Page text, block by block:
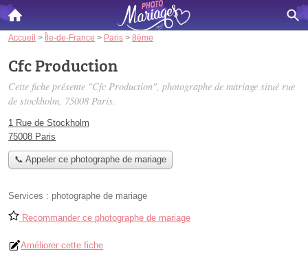
Accueil > Île-de-France > Paris > 8ème
Cfc Production
Cette fiche présente "Cfc Production", photographe de mariage situé rue
de stockholm, 75008 Paris.
1 Rue de Stockholm
75008 Paris
📞 Appeler ce photographe de mariage
Services : photographe de mariage
Recommander ce photographe de mariage
Améliorer cette fiche